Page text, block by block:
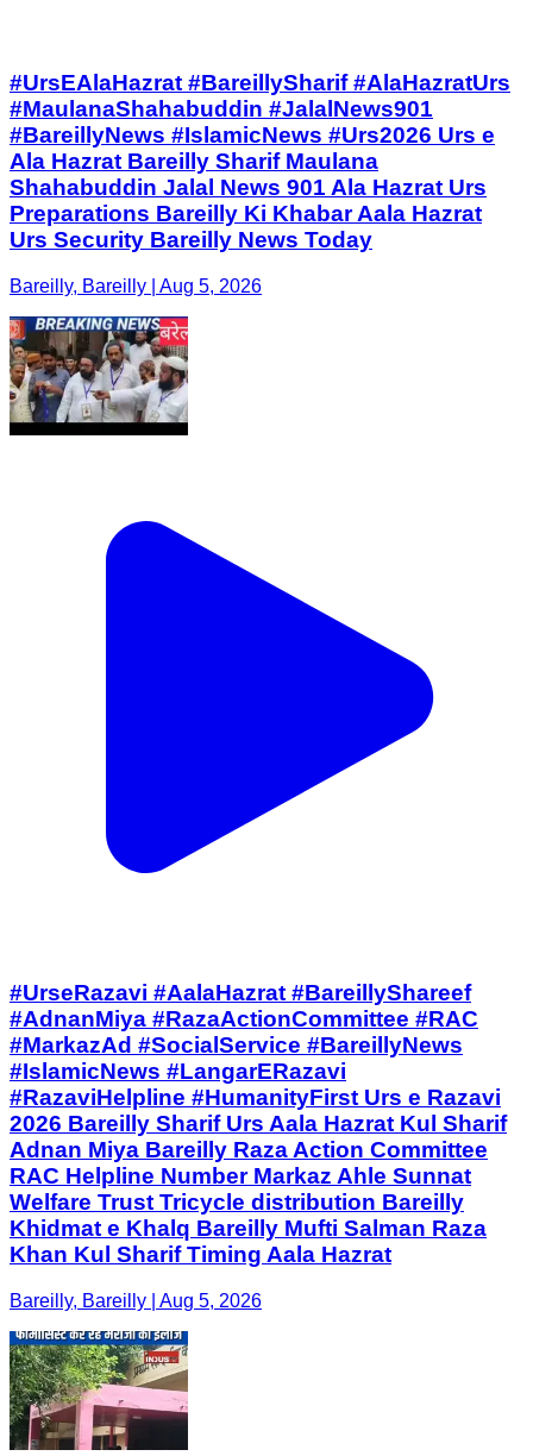
#UrsEAlaHazrat #BareillySharif #AlaHazratUrs
#MaulanaShahabuddin #JalalNews901
#BareillyNews #IslamicNews #Urs2026 Urs e
Ala Hazrat Bareilly Sharif Maulana
Shahabuddin Jalal News 901 Ala Hazrat Urs
Preparations Bareilly Ki Khabar Aala Hazrat
Urs Security Bareilly News Today
Bareilly, Bareilly | Aug 5, 2026
#UrseRazavi #AalaHazrat #BareillyShareef
#AdnanMiya #RazaActionCommittee #RAC
#MarkazAd #SocialService #BareillyNews
#IslamicNews #LangarERazavi
#RazaviHelpline #HumanityFirst Urs e Razavi
2026 Bareilly Sharif Urs Aala Hazrat Kul Sharif
Adnan Miya Bareilly Raza Action Committee
RAC Helpline Number Markaz Ahle Sunnat
Welfare Trust Tricycle distribution Bareilly
Khidmat e Khalq Bareilly Mufti Salman Raza
Khan Kul Sharif Timing Aala Hazrat
Bareilly, Bareilly | Aug 5, 2026